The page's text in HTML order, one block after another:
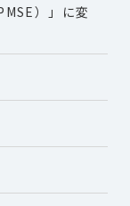
）」に変